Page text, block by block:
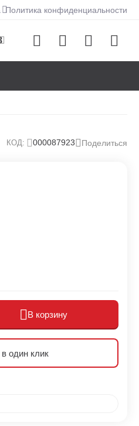
Политика конфиденциальности
КОД: 000087923 Поделиться
В корзину
один клик